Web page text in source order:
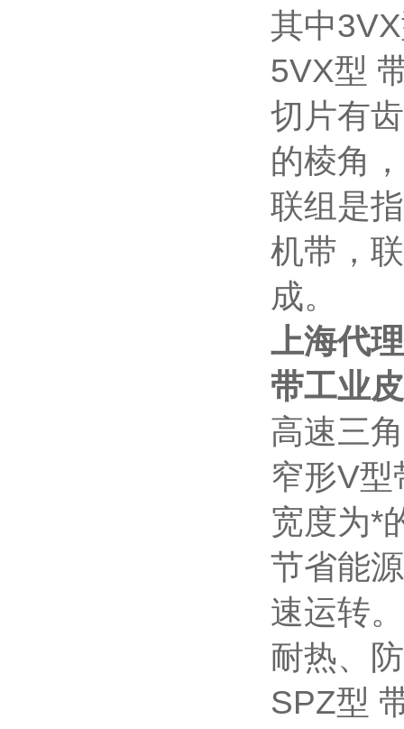
其中
5VX型
切片有
的棱角
联组是
机带，
成。
上海代
带工业
高速三
窄形V型
宽度为*
节省能
速运转。
耐热、
SPZ型